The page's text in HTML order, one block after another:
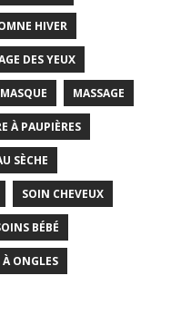
HIVER
DES YEUX
MASQUE MASSAGE
À PAUPIÈRES
SÈCHE
SOIN CHEVEUX
BÉBÉ
ONGLES